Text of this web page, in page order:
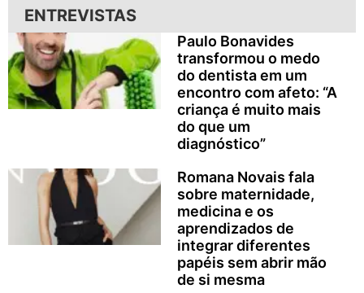
ENTREVISTAS
Paulo Bonavides
transformou o medo
do dentista em um
encontro com afeto: “A
criança é muito mais
do que um
diagnóstico”
Romana Novais fala
sobre maternidade,
medicina e os
aprendizados de
integrar diferentes
papéis sem abrir mão
de si mesma